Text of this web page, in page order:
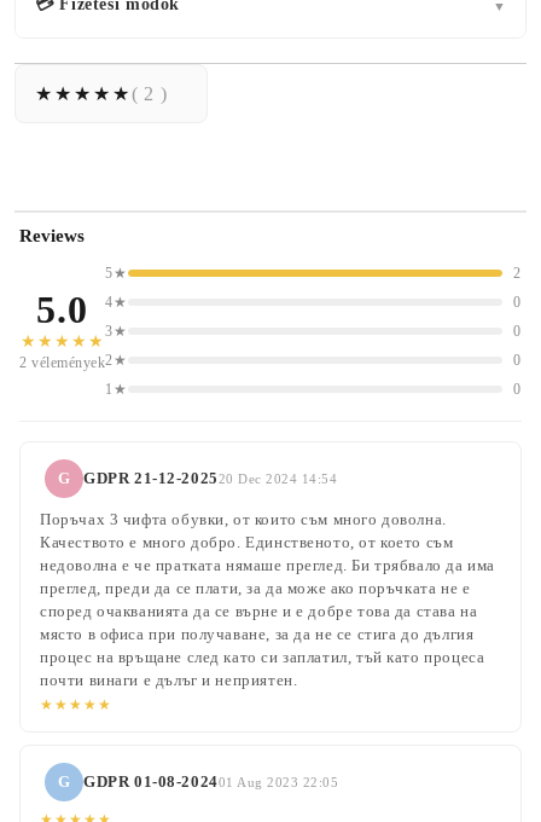
💳 Fizetési módok ▼
( 2 )
Reviews
5.0
★★★★★
2 vélemények
5★
2
4★
0
3★
0
2★
0
1★
0
G GDPR 21-12-202520 Dec 2024 14:54
Поръчах 3 чифта обувки, от които съм много доволна.
Качеството е много добро. Единственото, от което съм
недоволна е че пратката нямаше преглед. Би трябвало да има
преглед, преди да се плати, за да може ако поръчката не е
според очакванията да се върне и е добре това да става на
място в офиса при получаване, за да не се стига до дългия
процес на връщане след като си заплатил, тъй като процеса
почти винаги е дълъг и неприятен.
★★★★★
G GDPR 01-08-202401 Aug 2023 22:05